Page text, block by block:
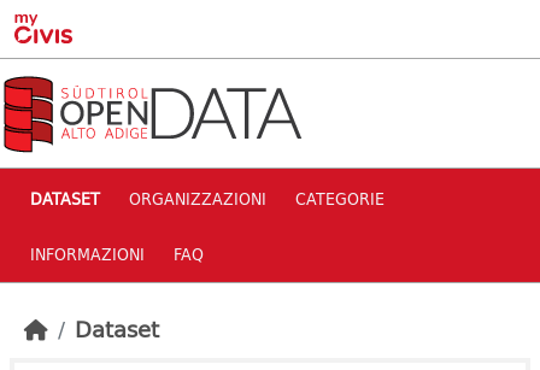
Skip to main content
DATASET ORGANIZZAZIONI CATEGORIE
INFORMAZIONI FAQ
Dataset